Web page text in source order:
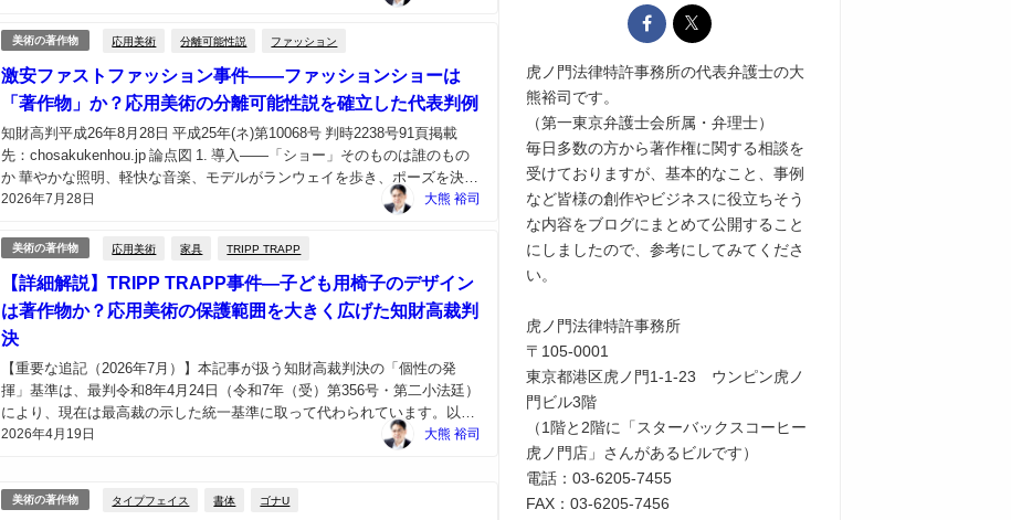
美術の著作物 応用美術 分離可能性説 ファッション
激安ファストファッション事件――ファッションショーは
「著作物」か？応用美術の分離可能性説を確立した代表判例
2026年7月28日
知財高判平成26年8月28日 平成25年(ネ)第10068号 判時2238号91頁掲載
先：chosakukenhou.jp 論点図 1. 導入――「ショー」そのものは誰のもの
か 華やかな照明、軽快な音楽、モデルがランウェイを歩き、ポーズを決め
る――。ファッションショーは、化粧・衣装・アクセサリー・振付・音
大熊 裕司
美術の著作物 応用美術 家具 TRIPP TRAPP
【詳細解説】TRIPP TRAPP事件―子ども用椅子のデザイン
は著作物か？応用美術の保護範囲を大きく広げた知財高裁判
決
2026年4月19日
【重要な追記（2026年7月）】本記事が扱う知財高裁判決の「個性の発
揮」基準は、最判令和8年4月24日（令和7年（受）第356号・第二小法廷）
により、現在は最高裁の示した統一基準に取って代わられています。以下
の記述は最高裁判決前の議論状況としてお読みください（最高裁判決の内
大熊 裕司
美術の著作物 タイプフェイス 書体 ゴナU
虎ノ門法律特許事務所の代表弁護士の大
熊裕司です。
（第一東京弁護士会所属・弁理士）
毎日多数の方から著作権に関する相談を
受けておりますが、基本的なこと、事例
など皆様の創作やビジネスに役立ちそう
な内容をブログにまとめて公開すること
にしましたので、参考にしてみてくださ
い。
虎ノ門法律特許事務所
〒105-0001
東京都港区虎ノ門1-1-23 ウンピン虎ノ
門ビル3階
（1階と2階に「スターバックスコーヒー
虎ノ門店」さんがあるビルです）
電話：03-6205-7455
FAX：03-6205-7456